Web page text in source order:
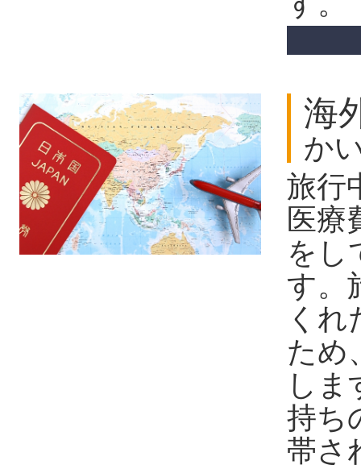
海
か
旅行
医療
をし
す。
く
ため
しま
持ち
帯さ